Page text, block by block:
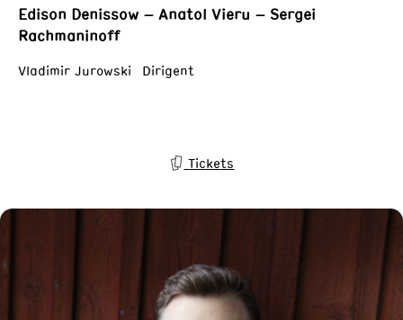
Edison Denissow – Anatol Vieru – Sergei
Rachmaninoff
Vladimir Jurowski Dirigent
Tickets